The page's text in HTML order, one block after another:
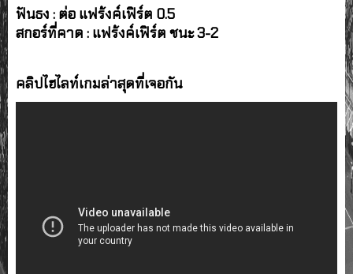
ฟันธง : ต่อ แฟร้งค์เฟิร์ต 0.5
สกอร์ที่คาด : แฟร้งค์เฟิร์ต ชนะ 3-2
คลิปไฮไลท์เกมล่าสุดที่เจอกัน